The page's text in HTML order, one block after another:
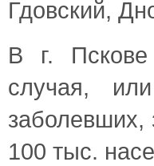
Гдовский,
В г. Пскове
случая,
заболевших,
100 тыс.